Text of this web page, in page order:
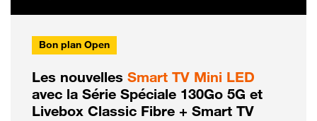
Bon plan Open
Les nouvelles Smart TV Mini LED
avec la Série Spéciale 130Go 5G et
Livebox Classic Fibre + Smart TV